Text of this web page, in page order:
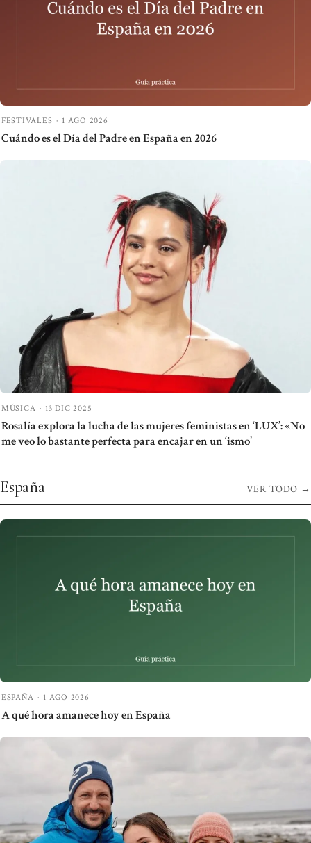
FESTIVALES · 1 AGO 2026
Cuándo es el Día del Padre en España en 2026
MÚSICA · 13 DIC 2025
Rosalía explora la lucha de las mujeres feministas en ‘LUX’: «No
me veo lo bastante perfecta para encajar en un ‘ismo’
España VER TODO →
ESPAÑA · 1 AGO 2026
A qué hora amanece hoy en España